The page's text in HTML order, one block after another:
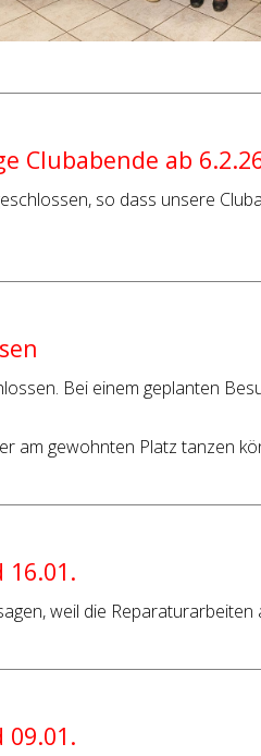
Clubabende ab
so dass unsere
Bei einem geplanten
am gewohnten Platz tanzen
16.01.
weil die
09.01.